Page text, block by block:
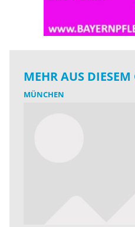
MEHR AUS DIESEM
MÜNCHEN